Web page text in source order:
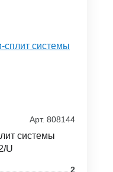
Арт. 808144
системы
U
2